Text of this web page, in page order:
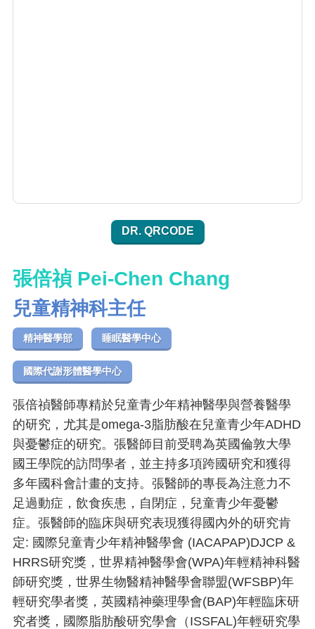
DR. QRCODE
張倍禎 Pei-Chen Chang
兒童精神科主任
精神醫學部 睡眠醫學中心
國際代謝形體醫學中心
張倍禎醫師專精於兒童青少年精神醫學與營養醫學
的研究，尤其是omega-3脂肪酸在兒童青少年ADHD
與憂鬱症的研究。張醫師目前受聘為英國倫敦大學
國王學院的訪問學者，並主持多項跨國研究和獲得
多年國科會計畫的支持。張醫師的專長為注意力不
足過動症，飲食疾患，自閉症，兒童青少年憂鬱
症。張醫師的臨床與研究表現獲得國內外的研究肯
定: 國際兒童青少年精神醫學會 (IACAPAP)DJCP &
HRRS研究獎，世界精神醫學會(WPA)年輕精神科醫
師研究獎，世界生物醫精神醫學會聯盟(WFSBP)年
輕研究學者獎，英國精神藥理學會(BAP)年輕臨床研
究者獎，國際脂肪酸研究學會（ISSFAL)年輕研究學